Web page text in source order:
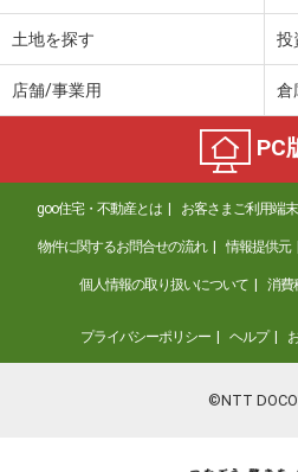
土地を探す 投
店舗/事業用 倉
PC
goo住宅・不動産とは お客さまご利用端
物件に関するお問合せの流れ 情報提供元
個人情報の取り扱いについて 消費
プライバシーポリシー ヘルプ
©NTT